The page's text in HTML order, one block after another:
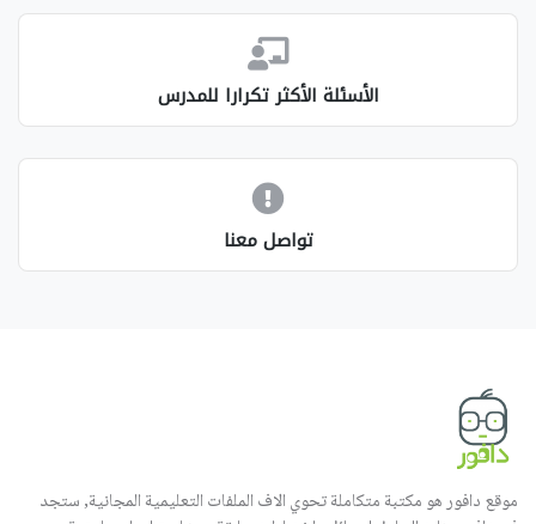
الأسئلة الأكثر تكرارا للمدرس
تواصل معنا
موقع دافور هو مكتبة متكاملة تحوي الاف الملفات التعليمية المجانية, ستجد